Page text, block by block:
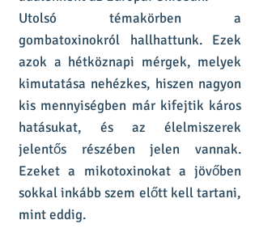
Utolsó témakörben a
gombatoxinokról hallhattunk. Ezek
azok a hétköznapi mérgek, melyek
kimutatása nehézkes, hiszen nagyon
kis mennyiségben már kifejtik káros
hatásukat, és az élelmiszerek
jelentős részében jelen vannak.
Ezeket a mikotoxinokat a jövőben
sokkal inkább szem előtt kell tartani,
mint eddig.